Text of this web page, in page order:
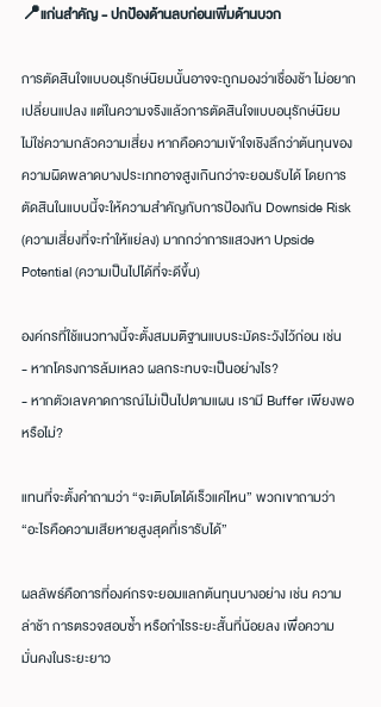
📍แก่นสำคัญ - ปกป้องด้านลบก่อนเพิ่มด้านบวก
การตัดสินใจแบบอนุรักษ์นิยมนั้นอาจจะถูกมองว่าเชื่องช้า ไม่อยาก
เปลี่ยนแปลง แต่ในความจริงแล้วการตัดสินใจแบบอนุรักษ์นิยม
ไม่ใช่ความกลัวความเสี่ยง หากคือความเข้าใจเชิงลึกว่าต้นทุนของ
ความผิดพลาดบางประเภทอาจสูงเกินกว่าจะยอมรับได้ โดยการ
ตัดสินในแบบนี้จะให้ความสำคัญกับการป้องกัน Downside Risk
(ความเสี่ยงที่จะทำให้แย่ลง) มากกว่าการแสวงหา Upside
Potential (ความเป็นไปได้ที่จะดีขึ้น)
องค์กรที่ใช้แนวทางนี้จะตั้งสมมติฐานแบบระมัดระวังไว้ก่อน เช่น
- หากโครงการล้มเหลว ผลกระทบจะเป็นอย่างไร?
- หากตัวเลขคาดการณ์ไม่เป็นไปตามแผน เรามี Buffer เพียงพอ
หรือไม่?
แทนที่จะตั้งคำถามว่า “จะเติบโตได้เร็วแค่ไหน” พวกเขาถามว่า
“อะไรคือความเสียหายสูงสุดที่เรารับได้”
ผลลัพธ์คือการที่องค์กรจะยอมแลกต้นทุนบางอย่าง เช่น ความ
ล่าช้า การตรวจสอบซ้ำ หรือกำไรระยะสั้นที่น้อยลง เพื่อความ
มั่นคงในระยะยาว